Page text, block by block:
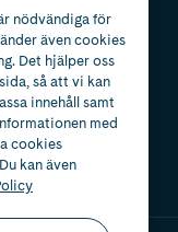
nödvändiga för
även cookies
Det hjälper oss
så att vi kan
innehåll samt
med
cookies
kan även